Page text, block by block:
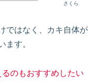
さくら
ではなく、カキ自体が
ます。
のもおすすめしたい